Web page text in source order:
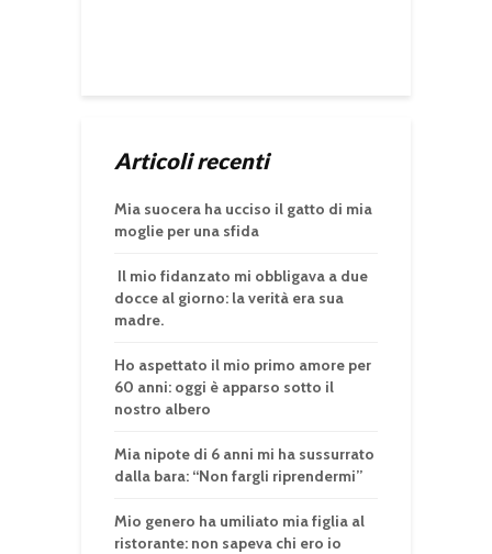
Articoli recenti
Mia suocera ha ucciso il gatto di mia
moglie per una sfida
Il mio fidanzato mi obbligava a due
docce al giorno: la verità era sua
madre.
Ho aspettato il mio primo amore per
60 anni: oggi è apparso sotto il
nostro albero
Mia nipote di 6 anni mi ha sussurrato
dalla bara: “Non fargli riprendermi”
Mio genero ha umiliato mia figlia al
ristorante: non sapeva chi ero io